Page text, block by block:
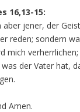
16,13-15:
aber jener, der
reden; sondern
mich
was der Vater hat,
Amen.